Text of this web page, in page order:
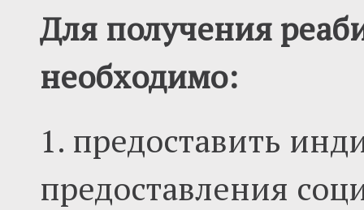
Для получения
необходимо:
1. предоставить
предоставления